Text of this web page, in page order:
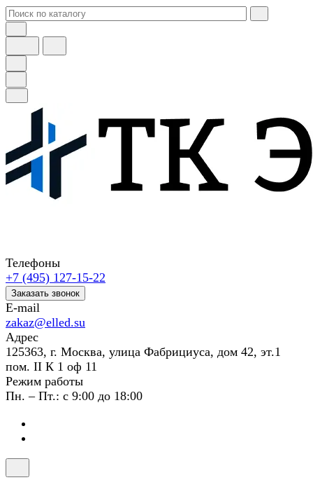
Телефоны
+7 (495) 127-15-22
Заказать звонок
E-mail
zakaz@elled.su
Адрес
125363, г. Москва, улица Фабрициуса, дом 42, эт.1
пом. II К 1 оф 11
Режим работы
Пн. – Пт.: с 9:00 до 18:00